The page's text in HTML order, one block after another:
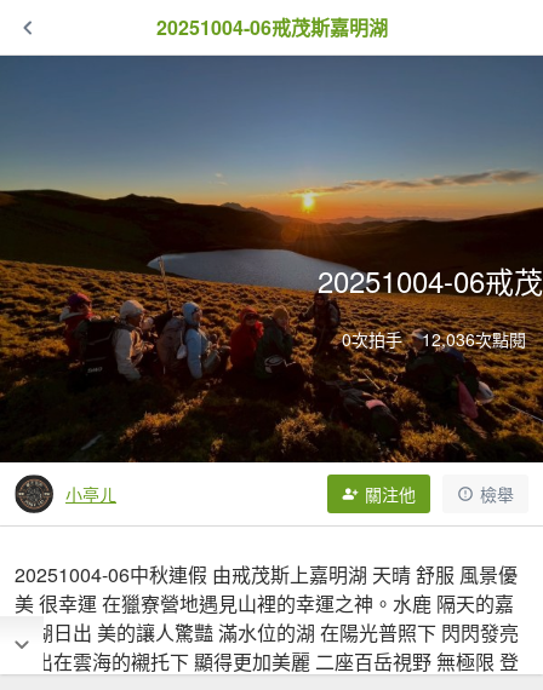
20251004-06戒茂斯嘉明湖
20251004-06戒
0次拍手 12,036次點閱
小亭ㄦ 關注他 檢舉
20251004-06中秋連假 由戒茂斯上嘉明湖 天晴 舒服 風景優
美 很幸運 在獵寮營地遇見山裡的幸運之神。水鹿 隔天的嘉
明湖日出 美的讓人驚豔 滿水位的湖 在陽光普照下 閃閃發亮
日出在雲海的襯托下 顯得更加美麗 二座百岳視野 無極限 登